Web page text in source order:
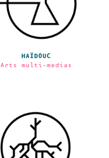
HAÏDOUC
Arts multi-medias